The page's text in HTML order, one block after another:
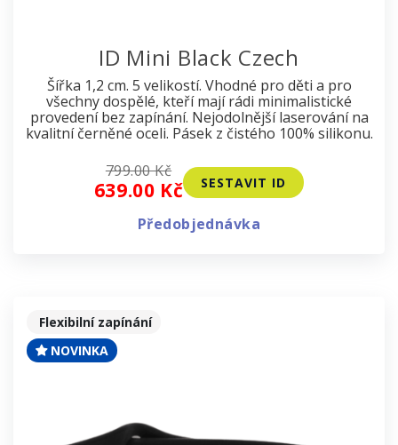
ID Mini Black Czech
Šířka 1,2 cm. 5 velikostí. Vhodné pro děti a pro
všechny dospělé, kteří mají rádi minimalistické
provedení bez zapínání. Nejodolnější laserování na
kvalitní černěné oceli. Pásek z čistého 100% silikonu.
639.00 Kč
799.00 Kč
SESTAVIT ID
Předobjednávka
Flexibilní zapínání
NOVINKA